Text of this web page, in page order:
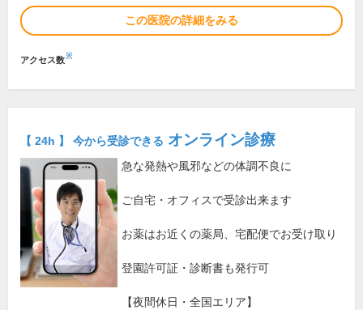
この医院の詳細をみる
アクセス数※
【 24h 】 今から受診できる オンライン診療
急な発熱や風邪などの体調不良に
ご自宅・オフィスで受診出来ます
お薬はお近くの薬局、宅配便でお受け取り
登園許可証・診断書も発行可
【夜間休日・全国エリア】